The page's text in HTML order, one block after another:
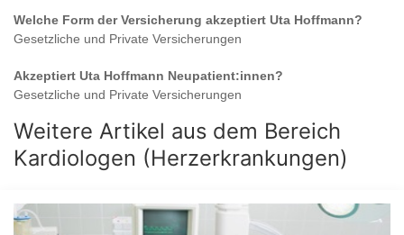
Welche Form der Versicherung akzeptiert Uta Hoffmann?
Gesetzliche und Private Versicherungen
Akzeptiert Uta Hoffmann Neupatient:innen?
Gesetzliche und Private Versicherungen
Weitere Artikel aus dem Bereich
Kardiologen (Herzerkrankungen)